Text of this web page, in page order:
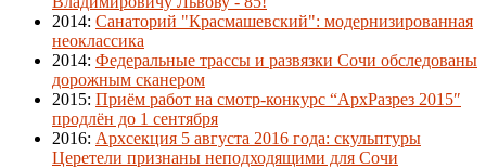
2014: Санаторий "Красмашевский": модернизированная
неоклассика
2014: Федеральные трассы и развязки Сочи обследованы
дорожным сканером
2015: Приём работ на смотр-конкурс “АрхРазрез 2015″
продлён до 1 сентября
2016: Архсекция 5 августа 2016 года: скульптуры
Церетели признаны неподходящими для Сочи